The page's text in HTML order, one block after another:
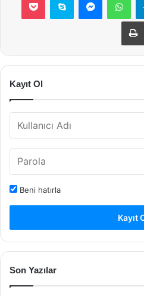
Kayıt Ol
Beni hatırla
Kayıt
Son Yazılar